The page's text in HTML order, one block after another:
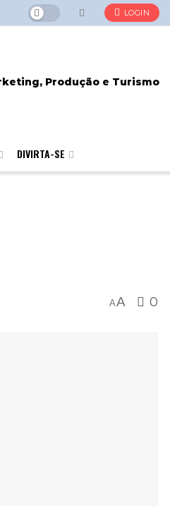
LOGIN
DIVIRTA-SE
AA 0